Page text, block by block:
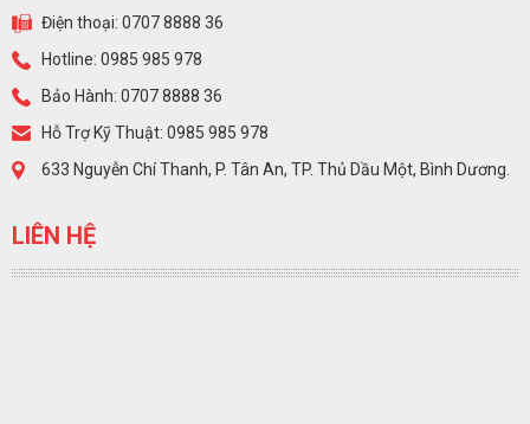
Điện thoại: 0707 8888 36
Hotline: 0985 985 978
Bảo Hành: 0707 8888 36
Hỗ Trợ Kỹ Thuật: 0985 985 978
633 Nguyễn Chí Thanh, P. Tân An, TP. Thủ Dầu Một, Bình Dương.
LIÊN HỆ